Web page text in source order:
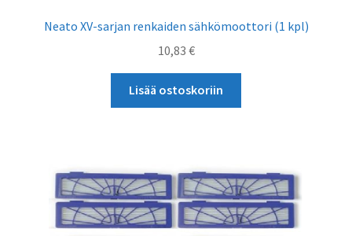
Neato XV-sarjan renkaiden sähkömoottori (1 kpl)
10,83 €
Lisää ostoskoriin